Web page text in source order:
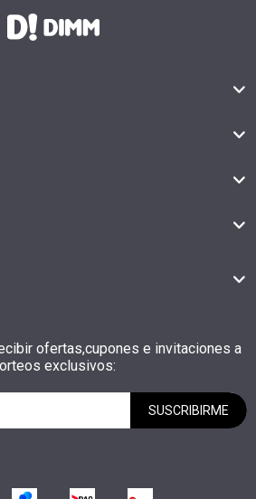
ofertas,cupones e invitaciones a
exclusivos:
SUSCRIBIRME